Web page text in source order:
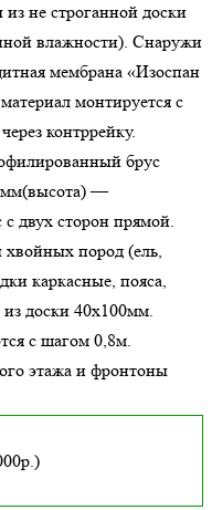
не строганной доски
влажности). Снаружи
мембрана «Изоспан
монтируется с
контррейку.
брус
—
с двух сторон прямой.
хвойных пород (ель,
каркасные, пояса,
доски 40х100мм.
с шагом 0,8м.
этажа и фронтоны